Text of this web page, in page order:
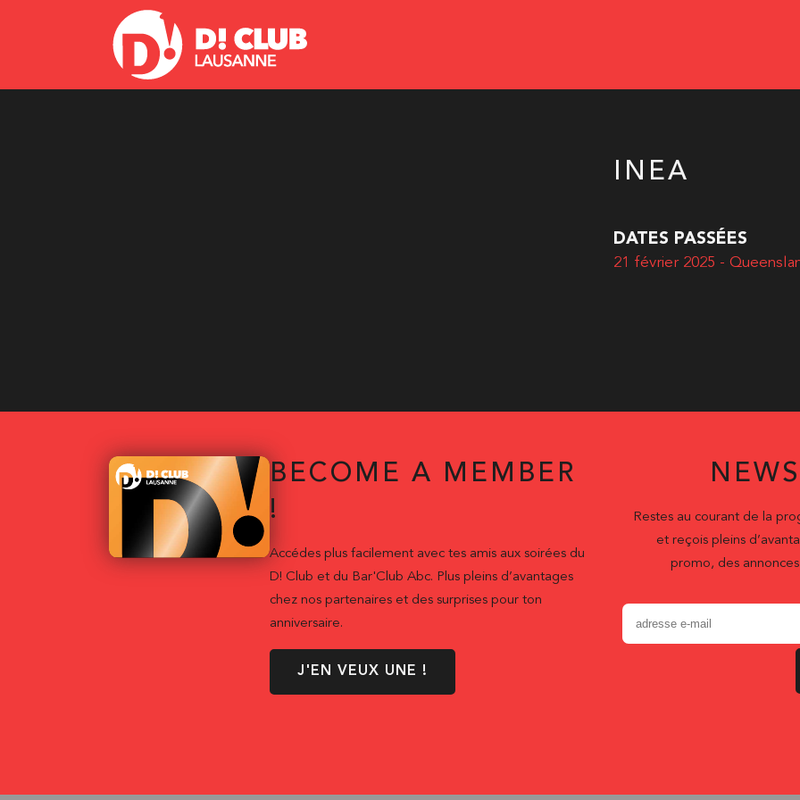
INEA
DATES PASSÉES
21 février 2025 -
BECOME A MEMBER
!
Accédes plus facilement avec tes amis aux soirées du
D! Club et du Bar'Club Abc. Plus pleins d’avantages
chez nos partenaires et des surprises pour ton
anniversaire.
J'EN VEUX UNE !
Restes au courant de la
et reçois pleins
promo, des